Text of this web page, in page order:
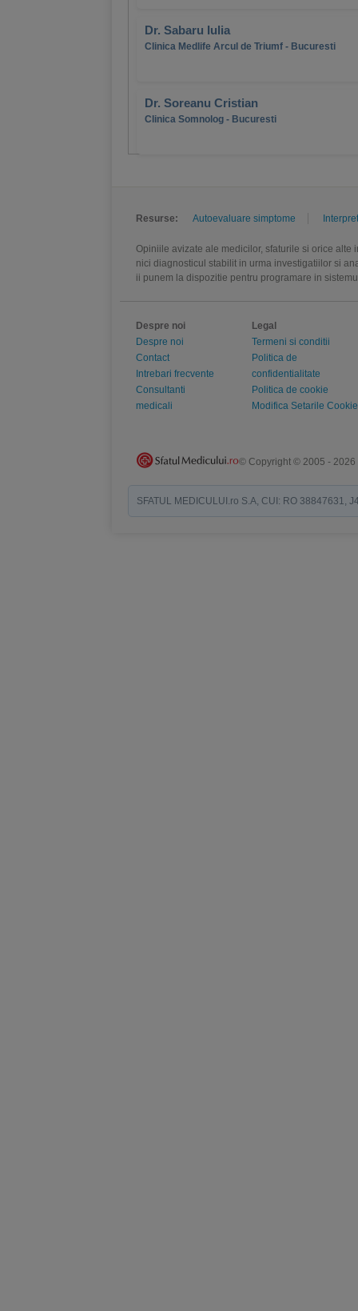
Dr. Sabaru Iulia
Clinica Medlife Arcul de Triumf - Bucuresti
Dr. Soreanu Cristian
Clinica Somnolog - Bucuresti
Resurse: Autoevaluare simptome
Opiniile avizate ale medicilor, sfaturile si orice
nici diagnosticul stabilit in urma investigatiilor si
ii punem la dispozitie pentru programare in
Despre noi
Despre noi
Contact
Intrebari frecvente
Consultanti
medicali
Legal
Termeni si conditii
Politica de
confidentialitate
Politica de cookie
Modifica Setarile Cookie
© Copyright © 2005 - 2026
SFATUL MEDICULUI.ro S.A, CUI: RO 38847631,